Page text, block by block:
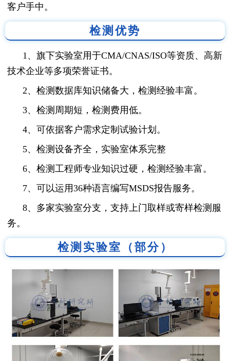
客户手中。
检测优势
1、旗下实验室用于CMA/CNAS/ISO等资质、高新
技术企业等多项荣誉证书。
2、检测数据库知识储备大，检测经验丰富。
3、检测周期短，检测费用低。
4、可依据客户需求定制试验计划。
5、检测设备齐全，实验室体系完整
6、检测工程师专业知识过硬，检测经验丰富。
7、可以运用36种语言编写MSDS报告服务。
8、多家实验室分支，支持上门取样或寄样检测服
务。
检测实验室（部分）